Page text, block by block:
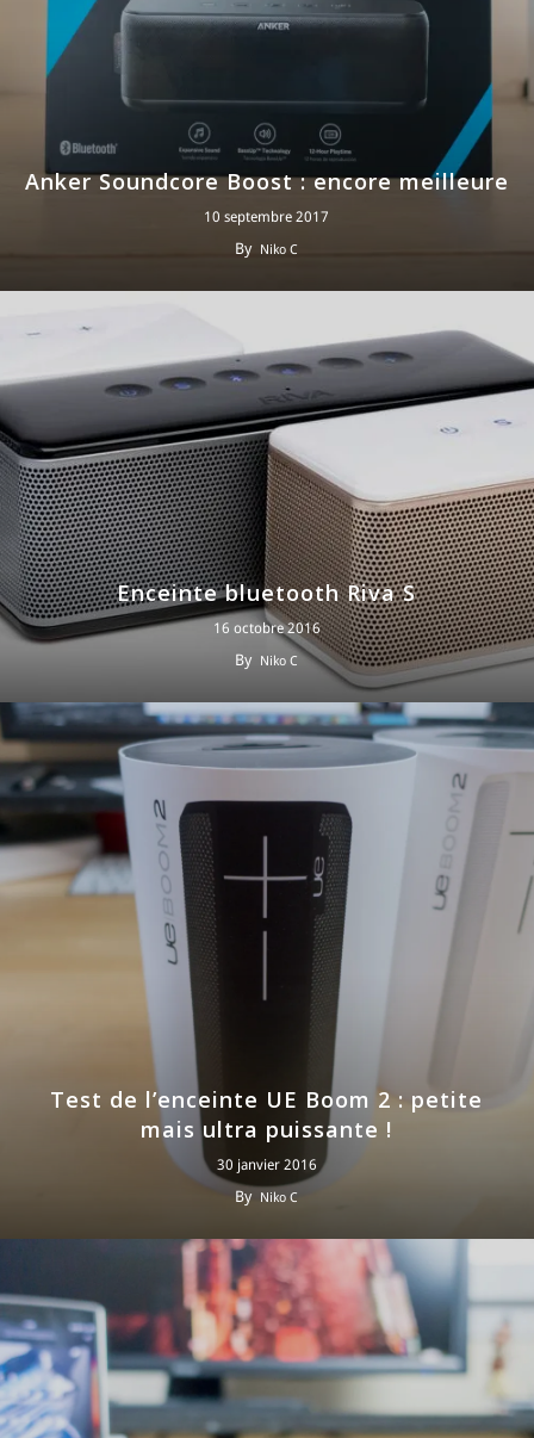
Anker Soundcore Boost : encore meilleure
10 septembre 2017
By Niko C
Enceinte bluetooth Riva S
16 octobre 2016
By Niko C
Test de l’enceinte UE Boom 2 : petite
mais ultra puissante !
30 janvier 2016
By Niko C